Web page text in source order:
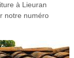
à Lieuran
notre numéro